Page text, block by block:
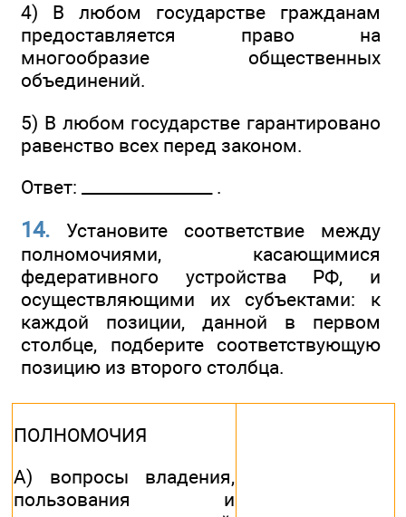
4) В любом государстве гражданам
предоставляется право на
многообразие общественных
объединений.
5) В любом государстве гарантировано
равенство всех перед законом.
Ответ: ________________ .
14. Установите соответствие между
полномочиями, касающимися
федеративного устройства РФ, и
осуществляющими их субъектами: к
каждой позиции, данной в первом
столбце, подберите соответствующую
позицию из второго столбца.
ПОЛНОМОЧИЯ
А) вопросы владения,
пользования и